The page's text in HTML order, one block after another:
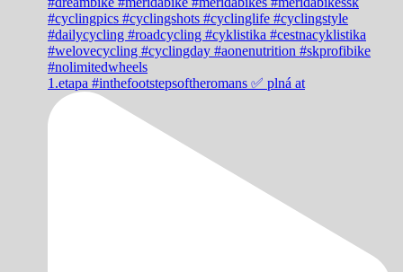
1.etapa #inthefootstepsoftheromans ✅️ plná at